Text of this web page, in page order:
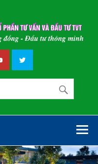
TY CỔ
TƯ VẤN
VÀ ĐẦU TƯ
TVT
– Đầu tư thông minh